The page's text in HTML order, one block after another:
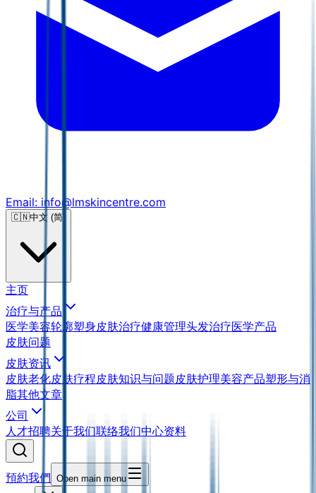
Email: info@lmskincentre.com
🇨🇳中文 (简)
主页
治疗与产品
医学美容轮廓塑身皮肤治疗健康管理头发治疗医学产品
皮肤问题
皮肤资讯
皮肤老化皮肤疗程皮肤知识与问题皮肤护理美容产品塑形与消
脂其他文章
公司
人才招聘关于我们联络我们中心资料
預約我們 Open main menu